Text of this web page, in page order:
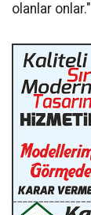
olanlar onlar."